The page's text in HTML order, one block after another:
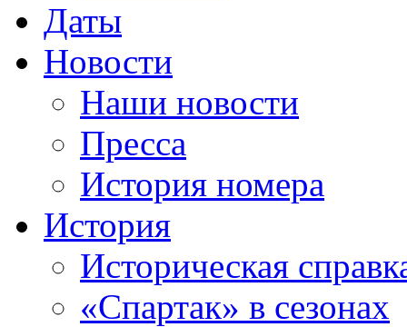
Даты
Новости
Наши новости
Пресса
История номера
История
Историческая
«Спартак» в сезонах